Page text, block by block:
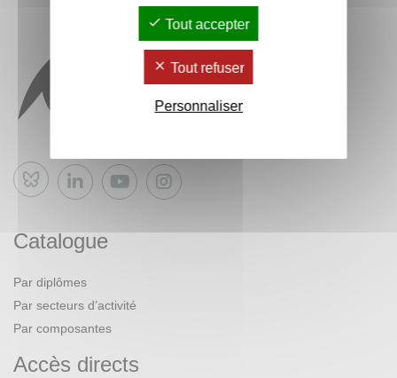
Bluesky
Catalogue
Par diplômes
Par secteurs d’activité
Par composantes
Accès directs
Tout accepter
Tout refuser
Personnaliser